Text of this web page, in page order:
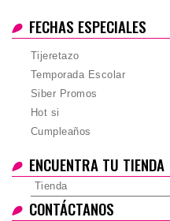
FECHAS ESPECIALES
Tijeretazo
Temporada Escolar
Siber Promos
Hot si
Cumpleaños
ENCUENTRA TU TIENDA
Tienda
CONTÁCTANOS